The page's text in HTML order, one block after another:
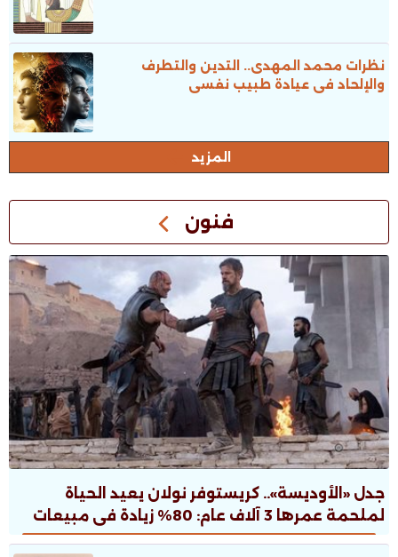
نظرات محمد المهدى.. التدين والتطرف
والإلحاد فى عيادة طبيب نفسى
المزيد
فنون
جدل «الأوديسة».. كريستوفر نولان يعيد الحياة
لملحمة عمرها 3 آلاف عام: 80% زيادة فى مبيعات
الطبعات.. ونقاش ثقافى صاخب